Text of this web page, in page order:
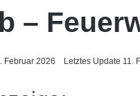
–
Februar 2026 Letztes Update 11.